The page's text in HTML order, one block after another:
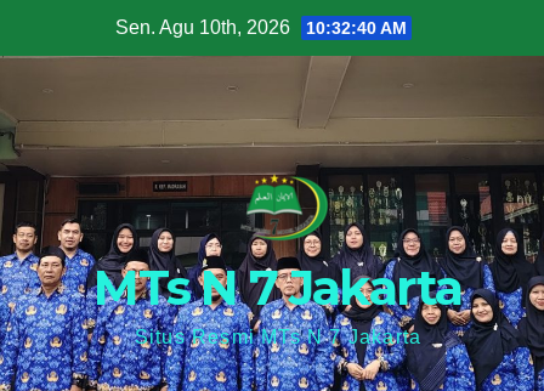
to
Sen. Agu 10th, 2026 10:32:41 AM
MTs N 7 Jakarta
Situs Resmi MTs N 7 Jakarta